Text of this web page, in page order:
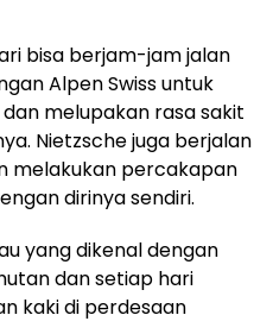
bisa berjam-jam jalan
Alpen Swiss untuk
melupakan rasa sakit
Nietzsche juga berjalan
melakukan percakapan
dirinya sendiri.
yang dikenal dengan
dan setiap hari
kaki di perdesaan